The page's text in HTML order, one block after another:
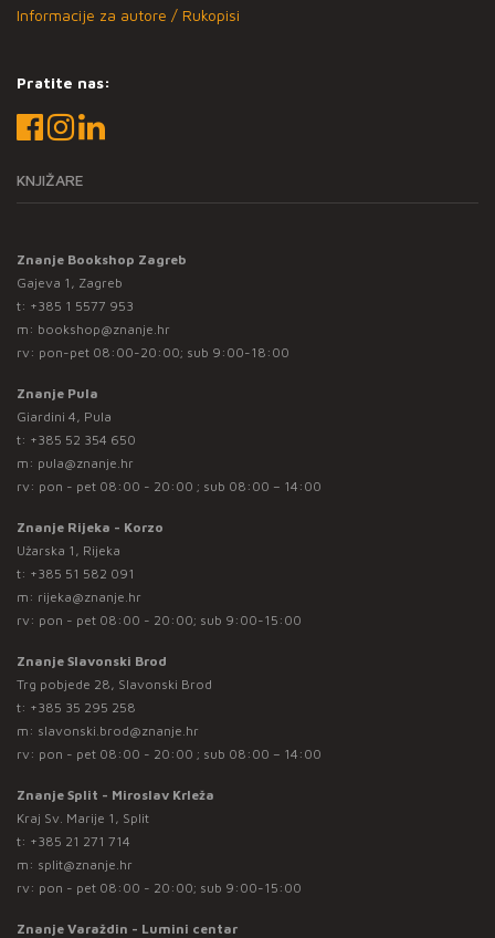
Informacije za autore / Rukopisi
Pratite nas:
KNJIŽARE
Znanje Bookshop Zagreb
Gajeva 1, Zagreb
t: +385 1 5577 953
m: bookshop@znanje.hr
rv: pon-pet 08:00-20:00; sub 9:00-18:00
Znanje Pula
Giardini 4, Pula
t: +385 52 354 650
m: pula@znanje.hr
rv: pon - pet 08:00 - 20:00 ; sub 08:00 – 14:00
Znanje Rijeka - Korzo
Užarska 1, Rijeka
t: +385 51 582 091
m: rijeka@znanje.hr
rv: pon - pet 08:00 - 20:00; sub 9:00-15:00
Znanje Slavonski Brod
Trg pobjede 28, Slavonski Brod
t: +385 35 295 258
m: slavonski.brod@znanje.hr
rv: pon - pet 08:00 - 20:00 ; sub 08:00 – 14:00
Znanje Split - Miroslav Krleža
Kraj Sv. Marije 1, Split
t: +385 21 271 714
m: split@znanje.hr
rv: pon - pet 08:00 - 20:00; sub 9:00-15:00
Znanje Varaždin - Lumini centar